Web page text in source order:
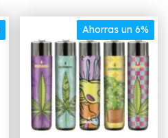
Ahorras un 6%